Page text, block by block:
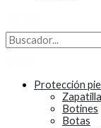
Protección
Zapatilla
Botines
Botas